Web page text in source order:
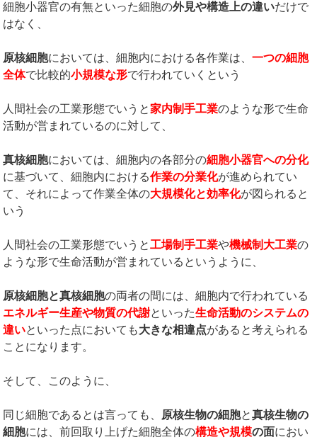
細胞小器官の有無といった細胞の外見や構造上の違いだけで
はなく、
原核細胞においては、細胞内における各作業は、一つの細胞
全体で比較的小規模な形で行われていくという
人間社会の工業形態でいうと家内制手工業のような形で生命
活動が営まれているのに対して、
真核細胞においては、細胞内の各部分の細胞小器官への分化
に基づいて、細胞内における作業の分業化が進められてい
て、それによって作業全体の大規模化と効率化が図られると
いう
人間社会の工業形態でいうと工場制手工業や機械制大工業の
ような形で生命活動が営まれているというように、
原核細胞と真核細胞の両者の間には、細胞内で行われている
エネルギー生産や物質の代謝といった生命活動のシステムの
違いといった点においても大きな相違点があると考えられる
ことになります。
そして、このように、
同じ細胞であるとは言っても、 原核生物の細胞と真核生物の
細胞には、前回取り上げた細胞全体の構造や規模の面におい